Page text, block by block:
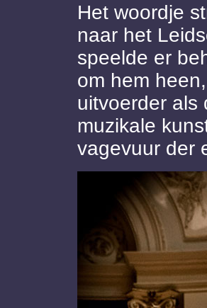
Het woordje
naar het
speelde er
om hem
uitvoerder als
muzikale
vagevuur der